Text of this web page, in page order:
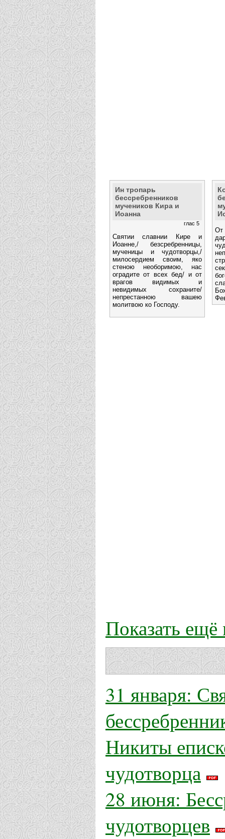
Ин тропарь
бессребренников
мучеников Кира и
Иоанна
глас 5
Святии славнии Кире и
Иоанне,/ безсребренницы,
мученицы и чудотворцы,/
милосердием своим, яко
стеною необоримою, нас
оградите от всех бед/ и от
врагов видимых и
невидимых сохраните/
непрестанною вашею
молитвою ко Господу.
От
Показать
31 января:
Никиты
чудотворца
28 июня:
чудотворцев